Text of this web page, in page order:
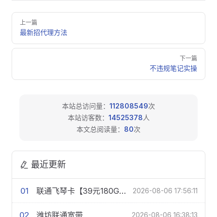
Pager
上一篇
最新招代理方法
下一篇
不违规笔记实操
本站总访问量： 112808549次
本站访客数： 14525378人
本文总阅读量： 80次
最近更新
01 联通飞琴卡【39元180G+200分钟】 2026-08-06 17:56:11
02 潍坊联通宽带 2026-08-06 16:38:13